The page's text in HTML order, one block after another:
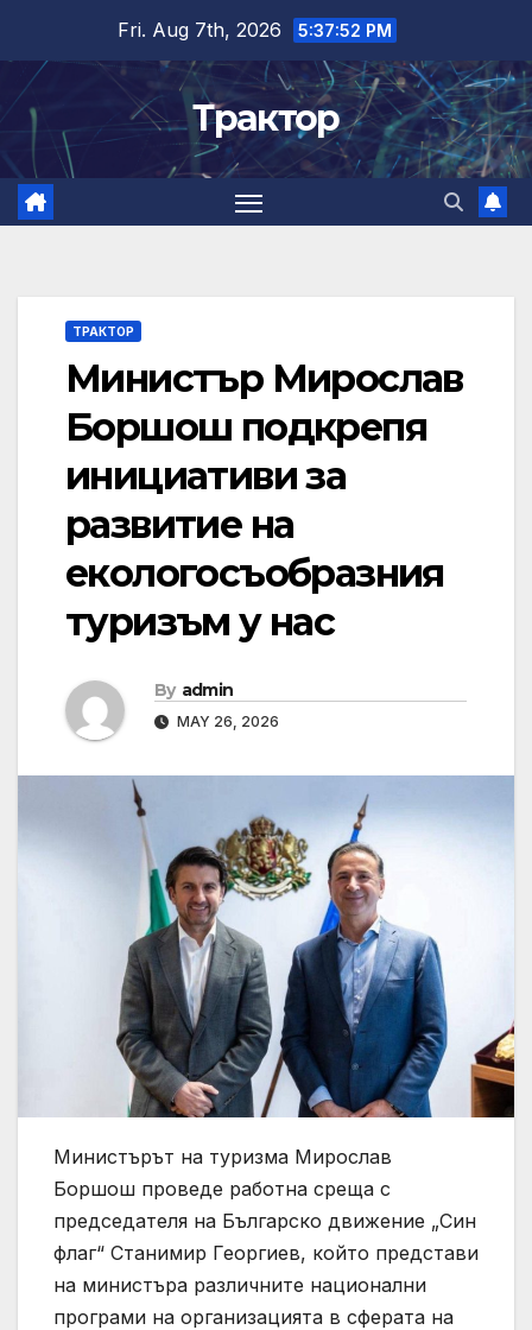
content
Fri. Aug 7th, 2026 5:37:53 PM
Трактор
ТРАКТОР
Министър Мирослав
Боршош подкрепя
инициативи за
развитие на
екологосъобразния
туризъм у нас
By admin
MAY 26, 2026
Министърът на туризма Мирослав
Боршош проведе работна среща с
председателя на Българско движение „Син
флаг“ Станимир Георгиев, който представи
на министъра различните национални
програми на организацията в сферата на